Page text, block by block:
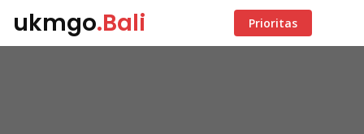
ukmgo.Bali Prioritas